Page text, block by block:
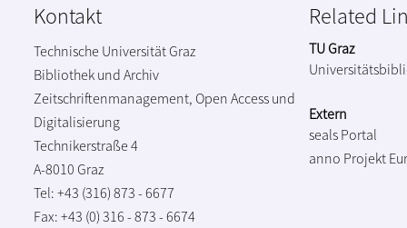
Kontakt
Technische Universität Graz
Bibliothek und Archiv
Zeitschriftenmanagement, Open Access und
Digitalisierung
Technikerstraße 4
A-8010 Graz
Tel: +43 (316) 873 - 6677
Fax: +43 (0) 316 - 873 - 6674
Related
TU Graz
Extern
seals Portal
anno Projekt